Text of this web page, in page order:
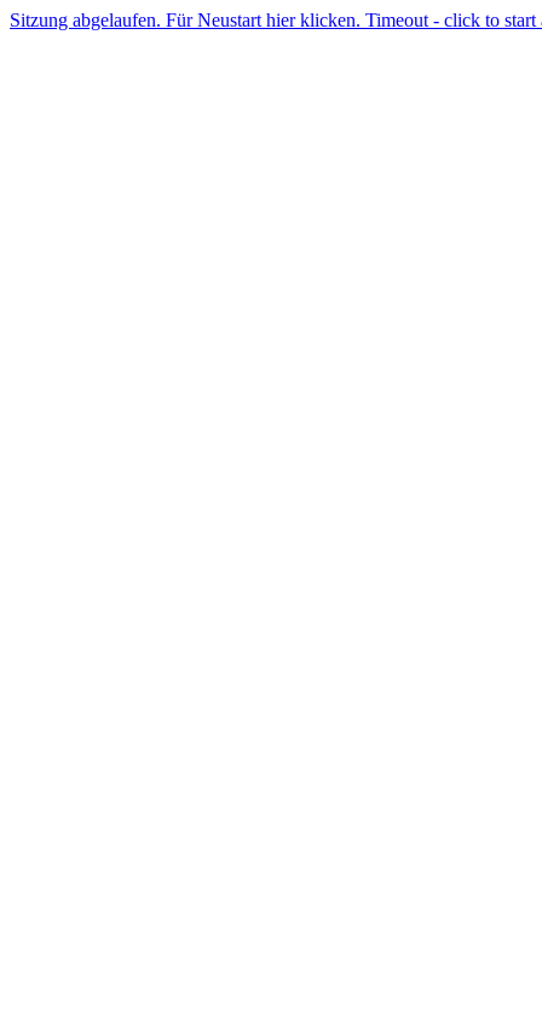
Sitzung abgelaufen. Für Neustart hier klicken. Timeout - click to start